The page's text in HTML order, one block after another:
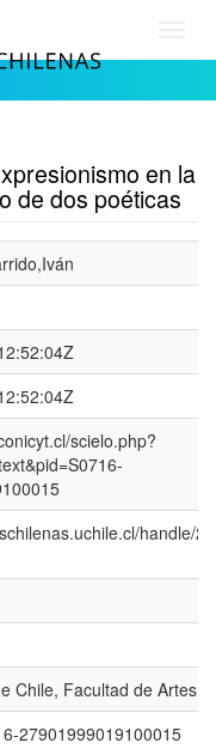
en la
de dos poéticas
scielo.php?
handle/
Chile, Facultad de Artes
27901999019100015